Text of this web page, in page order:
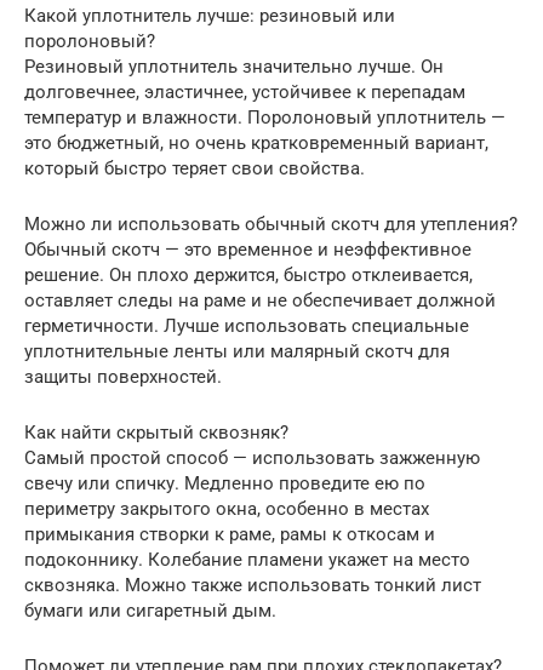
Какой уплотнитель лучше: резиновый или
поролоновый?
Резиновый уплотнитель значительно лучше. Он
долговечнее, эластичнее, устойчивее к перепадам
температур и влажности. Поролоновый уплотнитель —
это бюджетный, но очень кратковременный вариант,
который быстро теряет свои свойства.
Можно ли использовать обычный скотч для утепления?
Обычный скотч — это временное и неэффективное
решение. Он плохо держится, быстро отклеивается,
оставляет следы на раме и не обеспечивает должной
герметичности. Лучше использовать специальные
уплотнительные ленты или малярный скотч для
защиты поверхностей.
Как найти скрытый сквозняк?
Самый простой способ — использовать зажженную
свечу или спичку. Медленно проведите ею по
периметру закрытого окна, особенно в местах
примыкания створки к раме, рамы к откосам и
подоконнику. Колебание пламени укажет на место
сквозняка. Можно также использовать тонкий лист
бумаги или сигаретный дым.